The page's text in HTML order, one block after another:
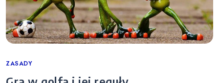
Categories
ZASADY